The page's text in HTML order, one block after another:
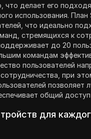
что делает его
использования.
что идеально
стремящихся к
до 20
командам
пользователей
при
позволяет
общий
для